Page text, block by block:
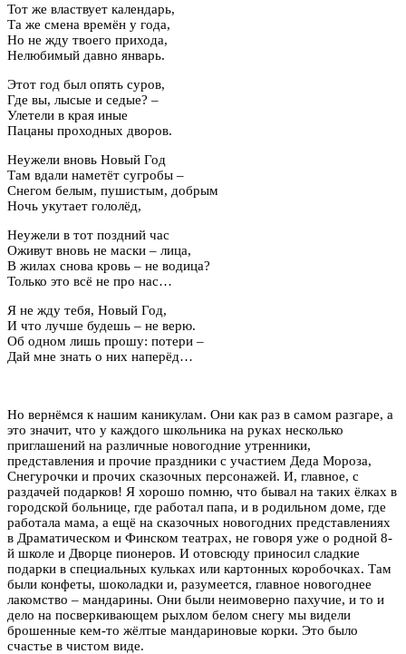
Тот же властвует календарь,
Та же смена времён у года,
Но не жду твоего прихода,
Нелюбимый давно январь.
Этот год был опять суров,
Где вы, лысые и седые? –
Улетели в края иные
Пацаны проходных дворов.
Неужели вновь Новый Год
Там вдали наметёт сугробы –
Снегом белым, пушистым, добрым
Ночь укутает гололёд,
Неужели в тот поздний час
Оживут вновь не маски – лица,
В жилах снова кровь – не водица?
Только это всё не про нас…
Я не жду тебя, Новый Год,
И что лучше будешь – не верю.
Об одном лишь прошу: потери –
Дай мне знать о них наперёд…
Но вернёмся к нашим каникулам. Они как раз в самом разгаре, а
это значит, что у каждого школьника на руках несколько
приглашений на различные новогодние утренники,
представления и прочие праздники с участием Деда Мороза,
Снегурочки и прочих сказочных персонажей. И, главное, с
раздачей подарков! Я хорошо помню, что бывал на таких ёлках в
городской больнице, где работал папа, и в родильном доме, где
работала мама, а ещё на сказочных новогодних представлениях
в Драматическом и Финском театрах, не говоря уже о родной 8-
й школе и Дворце пионеров. И отовсюду приносил сладкие
подарки в специальных кульках или картонных коробочках. Там
были конфеты, шоколадки и, разумеется, главное новогоднее
лакомство – мандарины. Они были неимоверно пахучие, и то и
дело на посверкивающем рыхлом белом снегу мы видели
брошенные кем-то жёлтые мандариновые корки. Это было
счастье в чистом виде.